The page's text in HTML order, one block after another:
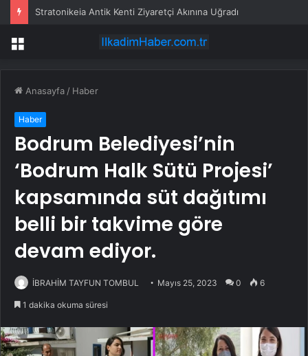
Stratonikeia Antik Kenti Ziyaretçi Akınına Uğradı
Menü
Anasayfa / Haber
Haber
Bodrum Belediyesi’nin
‘Bodrum Halk Sütü Projesi’
kapsamında süt dağıtımı
belli bir takvime göre
devam ediyor.
İBRAHİM TAYFUN TOMBUL Mayıs 25, 2023 0 6
1 dakika okuma süresi